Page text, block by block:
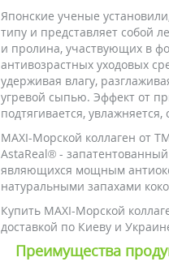
Японские ученые
типу и представляет собой
и пролина, участвующих в
антивозрастных уходовых
удерживая влагу,
угревой сыпью. Эффект от
подтягивается,
MAXI-Морской коллаген от
AstaReal® - запатентованный
являющихся мощным
натуральными запахами
Купить MAXI-Морской
доставкой по Киеву и
Преимущества